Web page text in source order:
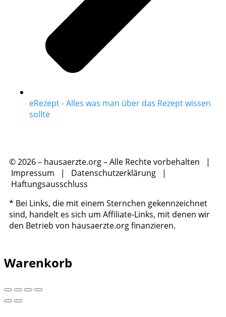
eRezept - Alles was man über das Rezept wissen
sollte
© 2026 – hausaerzte.org – Alle Rechte vorbehalten |
Impressum | Datenschutzerklärung |
Haftungsausschluss
* Bei Links, die mit einem Sternchen gekennzeichnet
sind, handelt es sich um Affiliate-Links, mit denen wir
den Betrieb von hausaerzte.org finanzieren.
Warenkorb